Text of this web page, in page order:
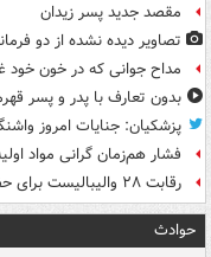
مقصد جدید پسر زیدان
تصاویر دیده‌ نشده از دو
مداح جوانی که در خون خود
بدون تعارف با پدر و پسر
پزشکیان: جنایات امروز
فشار هم‌زمان گرانی مواد
رقابت ۲۸ والیبالیست برای حضور در فهرست نهایی تیم ملی
حوادث